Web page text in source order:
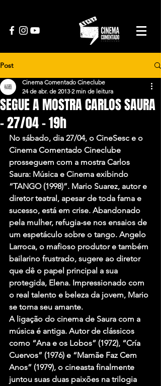
Post
SEGUE A MOSTRA CARLOS SAURA
– 27/04 – 19h
Cinema Comentado Cineclube
24 de abr. de 2013 2 min de leitura
No sábado, dia 27/04, o CineSesc e o
Cinema Comentado Cineclube
prosseguem com a mostra Carlos
Saura: Música e Cinema exibindo
“TANGO (1998)”. Mario Suarez, autor e
diretor teatral, apesar de toda fama e
sucesso, está em crise. Abandonado
pela mulher, refugia-se nos ensaios de
um espetáculo sobre o tango. Angelo
Larroca, o mafioso produtor e também
bailarino frustrado, sugere ao diretor
que dê o papel principal a sua
protegida, Elena. Impressionado com
o real talento e beleza da jovem, Mario
se torna seu amante.
A ligação do cinema de Saura com a
música é antiga. Autor de clássicos
como “Ana e os Lobos” (1972), “Cría
Cuervos” (1976) e “Mamãe Faz Cem
Anos” (1979), o cineasta finalmente
juntou suas duas paixões na trilogia